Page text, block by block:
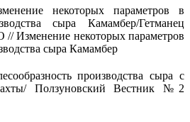
некоторых параметров в
сыра Камамбер/Гетманец
//Изменение некоторых параметров
сыра Камамбер
производства сыра с
Ползуновский Вестник №2